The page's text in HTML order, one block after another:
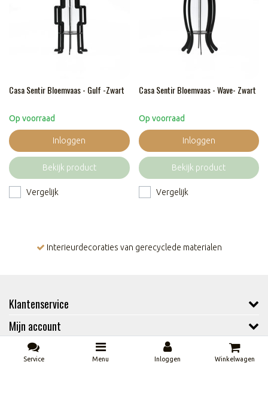
Casa Sentir Bloemvaas - Gulf -Zwart
Op voorraad
Inloggen
Bekijk product
Vergelijk
Casa Sentir Bloemvaas - Wave- Zwart
Op voorraad
Inloggen
Bekijk product
Vergelijk
Interieurdecoraties van gerecyclede materialen
Klantenservice
Mijn account
Contactgegevens
Service Menu Inloggen Winkelwagen